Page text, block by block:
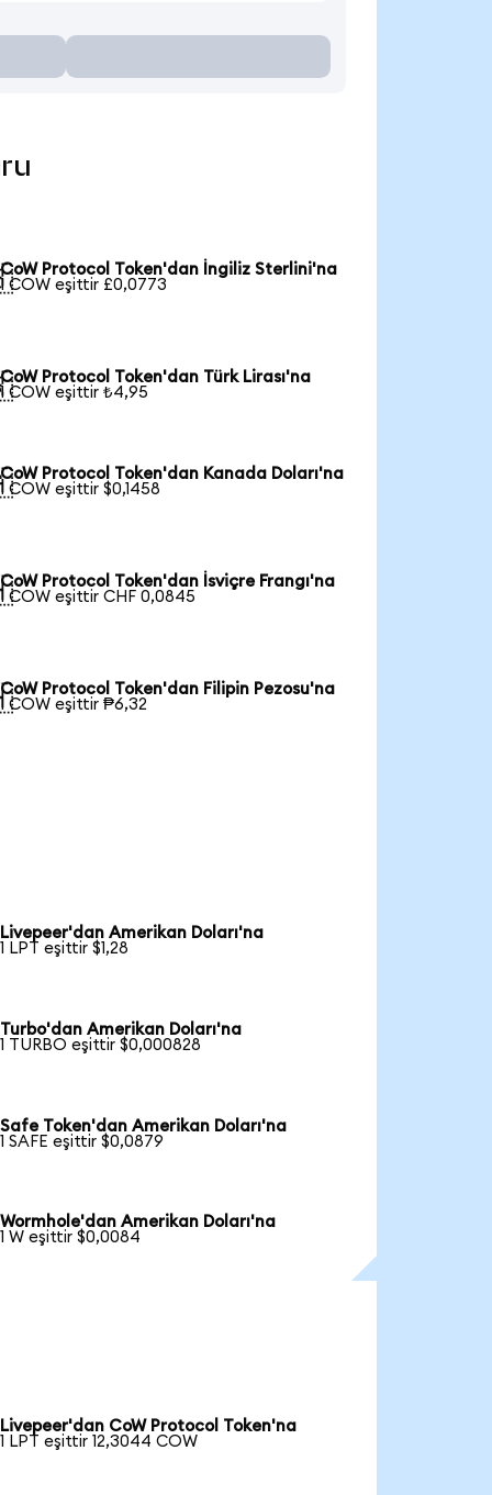
CoW Protocol Token'dan İngiliz Sterlini'na
1 COW eşittir £0,0773
CoW Protocol Token'dan Türk Lirası'na
1 COW eşittir ₺4,95
CoW Protocol Token'dan Kanada Doları'na
1 COW eşittir $0,1458
CoW Protocol Token'dan İsviçre Frangı'na
1 COW eşittir CHF 0,0845
CoW Protocol Token'dan Filipin Pezosu'na
1 COW eşittir ₱6,32
Livepeer'dan Amerikan Doları'na
1 LPT eşittir $1,28
Turbo'dan Amerikan Doları'na
1 TURBO eşittir $0,000828
Safe Token'dan Amerikan Doları'na
1 SAFE eşittir $0,0879
Wormhole'dan Amerikan Doları'na
1 W eşittir $0,0084
Livepeer'dan CoW Protocol Token'na
1 LPT eşittir 12,3044 COW